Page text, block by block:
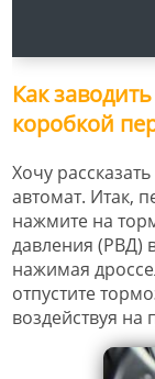
Как
коробкой
Хочу
автомат. Итак,
нажмите на
давления (РВД)
нажимая
отпустите
воздействуя на